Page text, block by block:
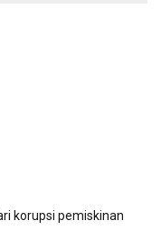
korupsi pemiskinan